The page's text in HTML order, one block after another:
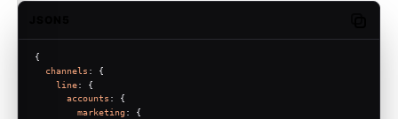
{
channels : {
line: {
accounts : {
marketing : {